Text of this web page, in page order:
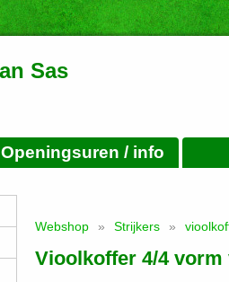
Sas
Openingsuren / info
Webshop » Strijkers »
Vioolkoffer 4/4 vorm